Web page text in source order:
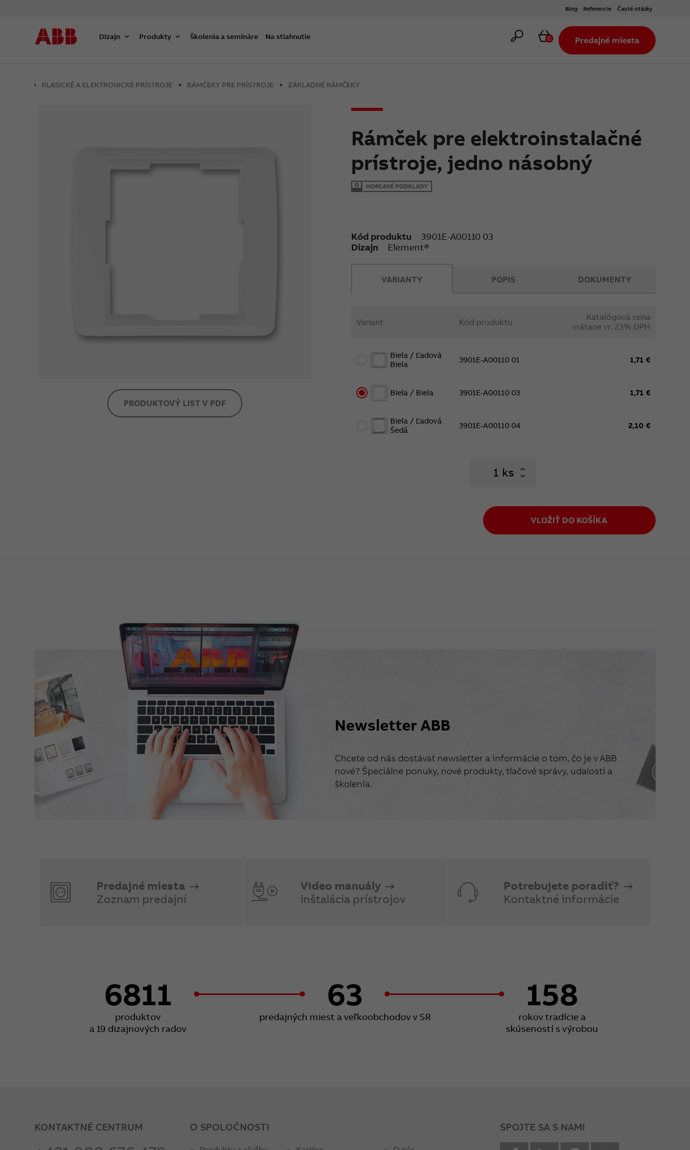
Blog Referencie Časté otázky
Dizajn Produkty Školenia a semináre Na stiahnutie Hľadať Košík
0 Predajné miesta
KLASICKÉ A ELEKTRONICKÉ PRÍSTROJE RÁMČEKY PRE PRÍSTROJE ZÁKLADNÉ RÁMČEKY
Rámček pre elektroinstalačné
prístroje, jedno násobný
Kód produktu
3901E-A00110 03
Dizajn
Element®
PRODUKTOVÝ LIST V PDF
VARIANTY
Variant Kód produktu
Katalógová cena
vrátane vr. 23% DPH
Biela / Ľadová
Biela
3901E-A00110 01 1,71 €
Biela / Biela 3901E-A00110 03 1,71 €
Biela / Ľadová
Šedá
3901E-A00110 04 2,10 €
ks
VLOŽIŤ DO KOŠÍKA
POPIS DOKUMENTY
Newsletter ABB
Chcete od nás dostávať newsletter a informácie o tom, čo je v ABB
nové? Špeciálne ponuky, nové produkty, tlačové správy, udalosti a
školenia.
Predajné miesta
Zoznam predajní
Video manuály
inštalácia prístrojov
Potrebujete poradiť?
Kontaktné informácie
6811
produktov
a 19 dizajnových radov
63
predajných miest a veľkoobchodov v SR
158
rokov tradície a
skúseností s výrobou
KONTAKTNÉ CENTRUM O SPOLOČNOSTI SPOJTE SA S NAMI